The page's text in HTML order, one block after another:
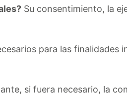
Su consentimiento, la
para las finalidades
si fuera necesario, la